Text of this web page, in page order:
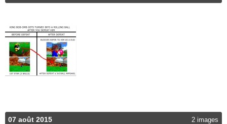
07 août 2015 2 images